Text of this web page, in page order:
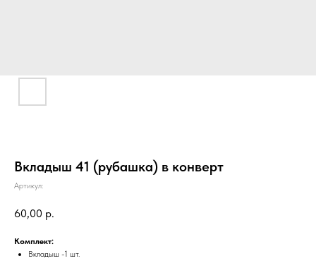
Вкладыш 41 (рубашка) в конверт
Артикул:
60,00 р.
Комплект:
Вкладыш -1 шт.